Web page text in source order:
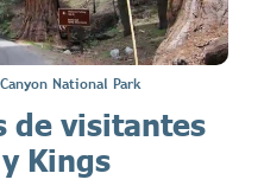
National Park
de visitantes
Kings